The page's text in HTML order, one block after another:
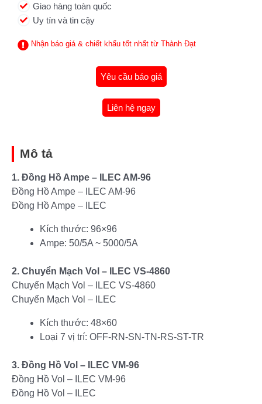
Giao hàng toàn quốc
Uy tín và tin cậy
Nhận báo giá & chiết khấu tốt nhất từ Thành Đạt
Yêu cầu báo giá
Liên hệ ngay
Mô tả
1. Đồng Hồ Ampe – ILEC AM-96
Đồng Hồ Ampe – ILEC AM-96
Đồng Hồ Ampe – ILEC
Kích thước: 96×96
Ampe: 50/5A ~ 5000/5A
2. Chuyển Mạch Vol – ILEC VS-4860
Chuyển Mạch Vol – ILEC VS-4860
Chuyển Mạch Vol – ILEC
Kích thước: 48×60
Loại 7 vị trí: OFF-RN-SN-TN-RS-ST-TR
3. Đồng Hồ Vol – ILEC VM-96
Đồng Hồ Vol – ILEC VM-96
Đồng Hồ Vol – ILEC